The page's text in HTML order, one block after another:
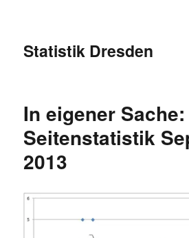
Statistik Dresden
In eigener Sache:
Seitenstatistik
2013